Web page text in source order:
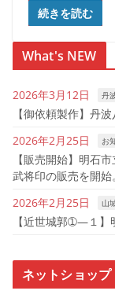
続きを読む
What's NEW
2026年3月12日 丹
【御依頼製作】丹
2026年2月25日
お
【販売開始】明石
武将印の販売を開始。
2026年2月25日
山
【近世城郭➀―１】
ネットショップ